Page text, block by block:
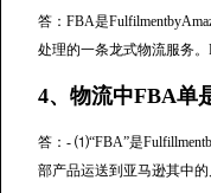
答：FBA是
处理的一条龙式物流服务
4、物流中FBA单
答：- ⑴“FBA”是
部产品运送到亚马逊其中